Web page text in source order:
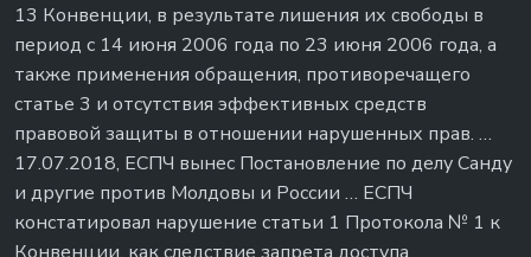
13 Конвенции, в результате лишения их свободы в
период с 14 июня 2006 года по 23 июня 2006 года, а
также применения обращения, противоречащего
статье 3 и отсутствия эффективных средств
правовой защиты в отношении нарушенных прав. …
17.07.2018, ЕСПЧ вынес Постановление по делу Санду
и другие против Молдовы и России … ЕСПЧ
констатировал нарушение статьи 1 Протокола № 1 к